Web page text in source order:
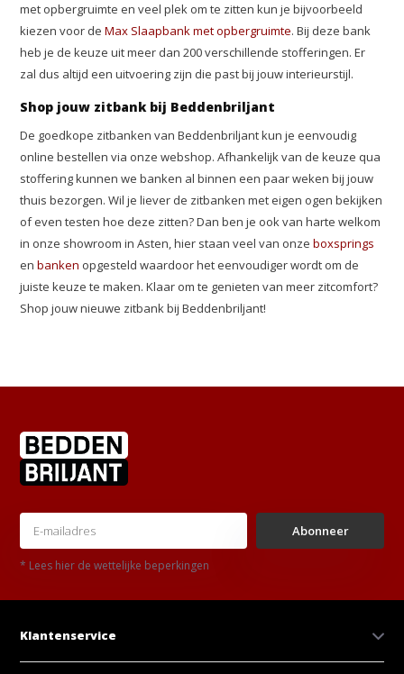
met opbergruimte en veel plek om te zitten kun je bijvoorbeeld
kiezen voor deMax Slaapbank met opbergruimte. Bij deze bank
heb je de keuze uit meer dan 200 verschillende stofferingen. Er
zal dus altijd een uitvoering zijn die past bij jouw interieurstijl.
Shop jouw zitbank bij Beddenbriljant
De goedkope zitbanken van Beddenbriljant kun je eenvoudig
online bestellen via onze webshop. Afhankelijk van de keuze qua
stoffering kunnen we banken al binnen een paar weken bij jouw
thuis bezorgen. Wil je liever de zitbanken met eigen ogen bekijken
of even testen hoe deze zitten? Dan ben je ook van harte welkom
in onze showroom in Asten, hier staan veel van onzeboxsprings
enbanken opgesteld waardoor het eenvoudiger wordt om de
juiste keuze te maken. Klaar om te genieten van meer zitcomfort?
Shop jouw nieuwe zitbank bij Beddenbriljant!
Abonneer
* Lees hier de wettelijke beperkingen
Klantenservice